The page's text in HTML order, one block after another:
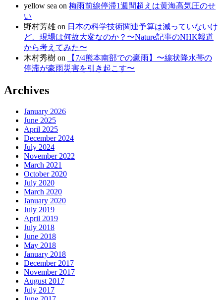
yellow sea on 梅雨前線停滞1週間超えは黄海高気圧のせ
い
野村芳雄 on 日本の科学技術関連予算は減っていないけ
ど、現場は何故大変なのか？〜Nature記事のNHK報道
から考えてみた〜
木村秀樹 on
【7/4熊本南部での豪雨】〜線状降水帯の
停滞が豪雨災害を引き起こす〜
Archives
January 2026
June 2025
April 2025
December 2024
July 2024
November 2022
March 2021
October 2020
July 2020
March 2020
January 2020
July 2019
April 2019
July 2018
June 2018
May 2018
January 2018
December 2017
November 2017
August 2017
July 2017